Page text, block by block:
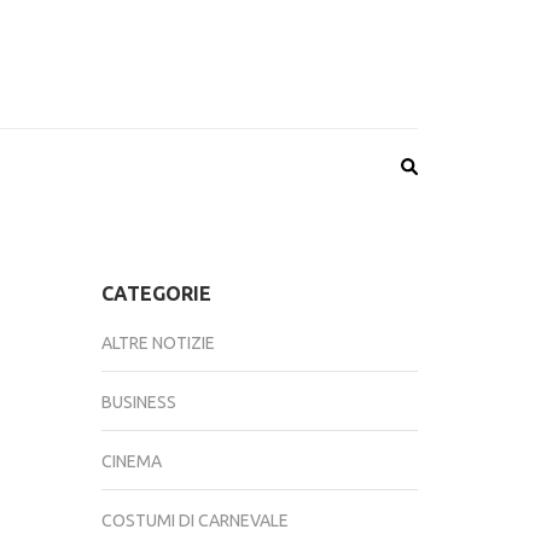
CATEGORIE
ALTRE NOTIZIE
BUSINESS
CINEMA
COSTUMI DI CARNEVALE